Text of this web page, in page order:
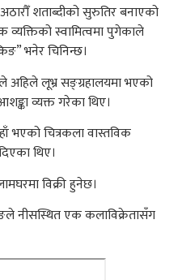
शताब्दीको सुरुतिर बनाएको
व्यक्तिको स्वामित्वमा पुगेकाले
भनेर चिनिन्छ।
लूभ्र सङ्ग्रहालयमा भएको
व्यक्त गरेका थिए।
भएको चित्रकला वास्तविक
थिए।
विक्री हुनेछ।
नीसस्थित एक कलाविक्रेतासँग